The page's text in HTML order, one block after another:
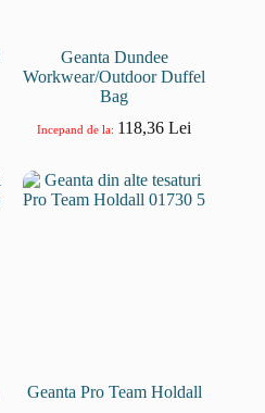
Geanta Dundee
Workwear/Outdoor Duffel
Bag
Incepand de la: 118,36Lei
Geanta Pro Team Holdall